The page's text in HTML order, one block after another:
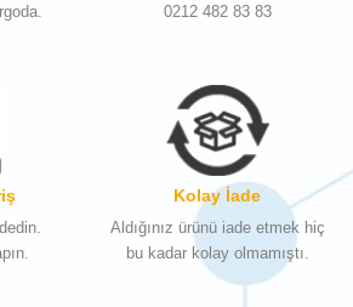
0212 482 83 83
Kolay İade
Aldığınız ürünü iade etmek hiç
bu kadar kolay olmamıştı.